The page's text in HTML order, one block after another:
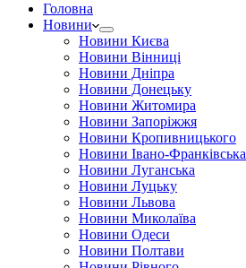
Головна
Новини
Новини Києва
Новини Вінниці
Новини Дніпра
Новини Донецьку
Новини Житомира
Новини Запоріжжя
Новини Кропивницького
Новини Івано-Франківська
Новини Луганська
Новини Луцьку
Новини Львова
Новини Миколаїва
Новини Одеси
Новини Полтави